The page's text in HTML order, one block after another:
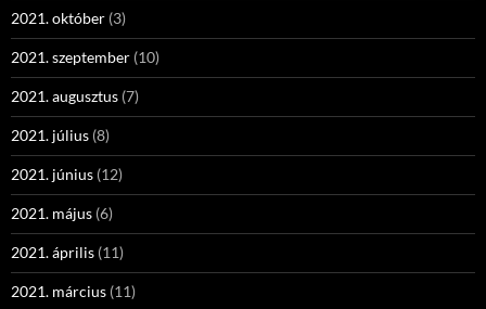
2021. október (3)
2021. szeptember (10)
2021. augusztus (7)
2021. július (8)
2021. június (12)
2021. május (6)
2021. április (11)
2021. március (11)